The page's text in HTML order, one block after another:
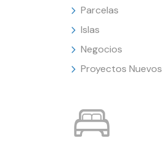
Parcelas
Islas
Negocios
Proyectos Nuevos